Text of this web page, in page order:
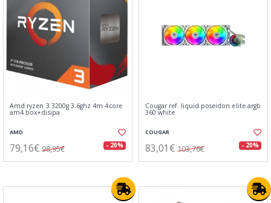
Amd ryzen 3 3200g 3.6ghz 4m 4core
am4 box+disipa
AMD
79,16€ 98,95€ - 20%
Cougar ref. liquid.poseidon elite argb
360 white
COUGAR
83,01€ 103,76€ - 20%